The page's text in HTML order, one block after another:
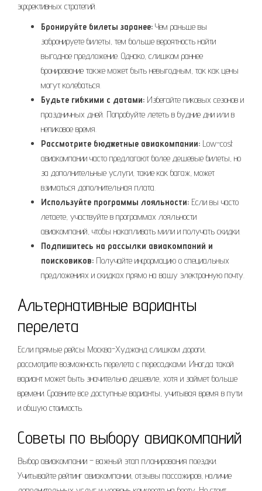
эффективных стратегий.
Бронируйте билеты заранее: Чем раньше вы
забронируете билеты, тем больше вероятность найти
выгодное предложение. Однако, слишком раннее
бронирование также может быть невыгодным, так как цены
могут колебаться.
Будьте гибкими с датами: Избегайте пиковых сезонов и
праздничных дней. Попробуйте лететь в будние дни или в
непиковое время.
Рассмотрите бюджетные авиакомпании: Low-cost
авиакомпании часто предлагают более дешевые билеты, но
за дополнительные услуги, такие как багаж, может
взиматься дополнительная плата.
Используйте программы лояльности: Если вы часто
летаете, участвуйте в программах лояльности
авиакомпаний, чтобы накапливать мили и получать скидки.
Подпишитесь на рассылки авиакомпаний и
поисковиков: Получайте информацию о специальных
предложениях и скидках прямо на вашу электронную почту.
Альтернативные варианты
перелета
Если прямые рейсы Москва-Худжанд слишком дороги,
рассмотрите возможность перелета с пересадками. Иногда такой
вариант может быть значительно дешевле, хотя и займет больше
времени. Сравните все доступные варианты, учитывая время в пути
и общую стоимость.
Советы по выбору авиакомпаний
Выбор авиакомпании – важный этап планирования поездки.
Учитывайте рейтинг авиакомпании, отзывы пассажиров, наличие